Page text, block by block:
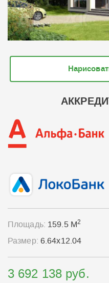
Площадь: 159.5 М2
Размер: 6.64x12.04
3 692 138 руб.